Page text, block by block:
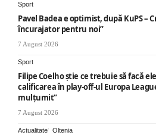
Sport
Pavel Badea e optimist, după KuPS –
încurajator pentru noi”
7 August 2026
Sport
Filipe Coelho știe ce trebuie să facă
calificarea în play-off-ul Europa
mulțumit”
7 August 2026
Actualitate Oltenia